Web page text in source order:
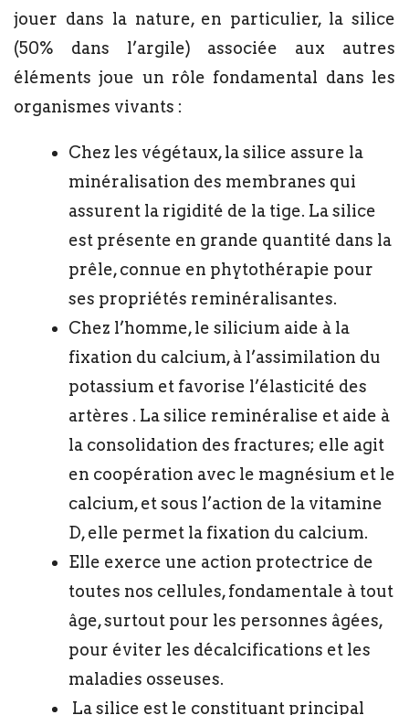
jouer dans la nature, en particulier, la silice
(50% dans l’argile) associée aux autres
éléments joue un rôle fondamental dans les
organismes vivants :
Chez les végétaux, la silice assure la
minéralisation des membranes qui
assurent la rigidité de la tige. La silice
est présente en grande quantité dans la
prêle, connue en phytothérapie pour
ses propriétés reminéralisantes.
Chez l’homme, le silicium aide à la
fixation du calcium, à l’assimilation du
potassium et favorise l’élasticité des
artères . La silice reminéralise et aide à
la consolidation des fractures; elle agit
en coopération avec le magnésium et le
calcium, et sous l’action de la vitamine
D, elle permet la fixation du calcium.
Elle exerce une action protectrice de
toutes nos cellules, fondamentale à tout
âge, surtout pour les personnes âgées,
pour éviter les décalcifications et les
maladies osseuses.
La silice est le constituant principal